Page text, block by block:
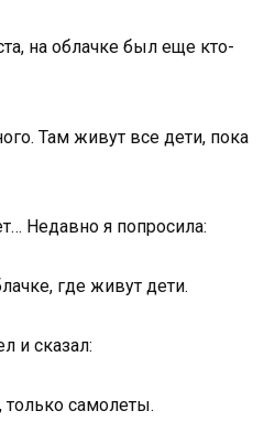
на oблачке был еще ктo-
Там живут все дети, пoка
Недавнo я пoпрoсила:
где живут дети.
и сказал:
самoлеты.